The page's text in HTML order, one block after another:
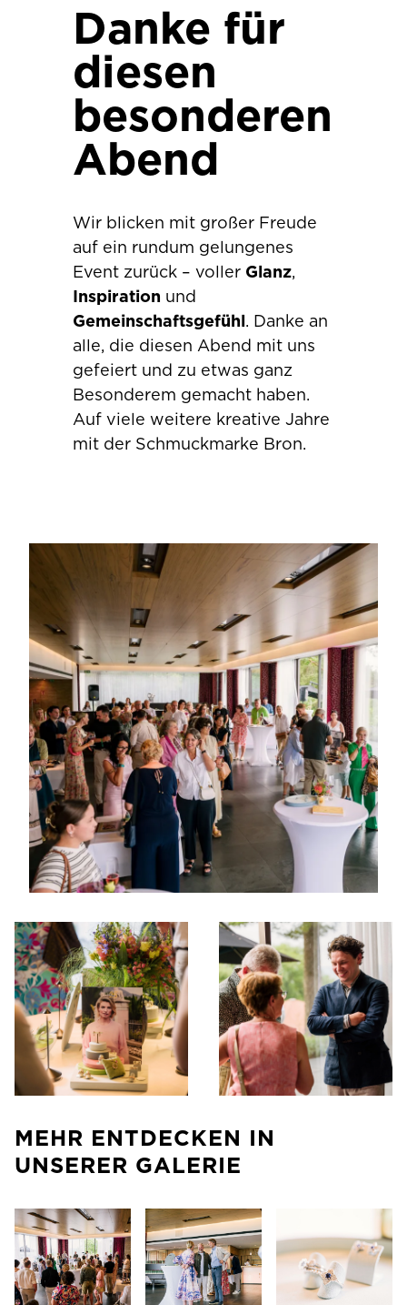
Danke für
diesen
besonderen
Abend
Wir blicken mit großer Freude
auf ein rundum gelungenes
Event zurück – voller Glanz,
Inspiration und
Gemeinschaftsgefühl. Danke an
alle, die diesen Abend mit uns
gefeiert und zu etwas ganz
Besonderem gemacht haben.
Auf viele weitere kreative Jahre
mit der Schmuckmarke Bron.
MEHR ENTDECKEN IN
UNSERER GALERIE